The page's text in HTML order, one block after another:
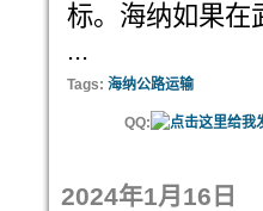
标。海纳如果在
...
Tags: 海纳公路运输
QQ:
2024年1月16日